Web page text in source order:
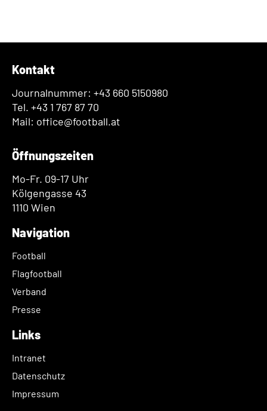
Kontakt
Journalnummer: +43 660 5150980
Tel. +43 1 767 87 70
Mail: office@football.at
Öffnungszeiten
Mo-Fr. 09-17 Uhr
Kölgengasse 43
1110 Wien
Navigation
Football
Flagfootball
Verband
Presse
Links
Intranet
Datenschutz
Impressum